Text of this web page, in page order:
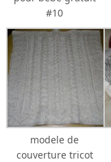
#10
modele de
couverture tricot